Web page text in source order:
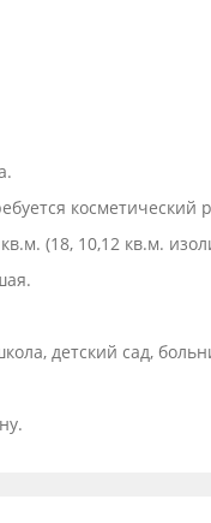
косметический
(18, 10,12 кв.м.
детский сад,